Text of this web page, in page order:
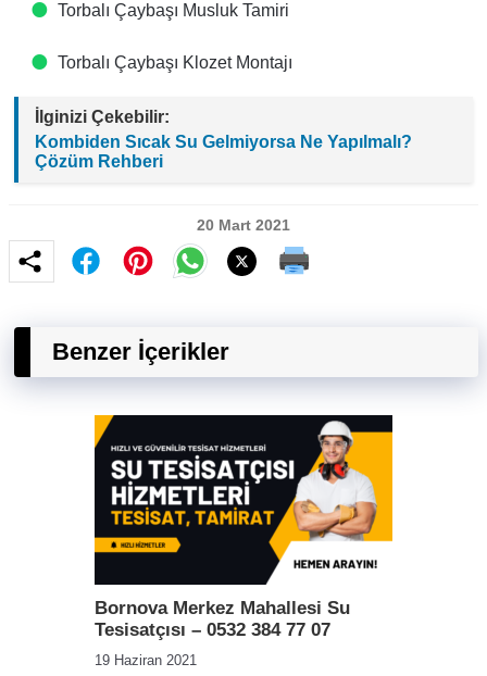
Torbalı Çaybaşı Musluk Tamiri
Torbalı Çaybaşı Klozet Montajı
İlginizi Çekebilir:
Kombiden Sıcak Su Gelmiyorsa Ne Yapılmalı?
Çözüm Rehberi
20 Mart 2021
Benzer İçerikler
Bornova Merkez Mahallesi Su
Tesisatçısı – 0532 384 77 07
19 Haziran 2021